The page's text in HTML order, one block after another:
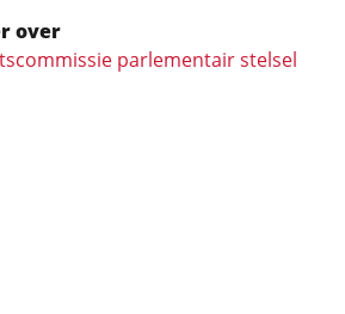
over
parlementair stelsel